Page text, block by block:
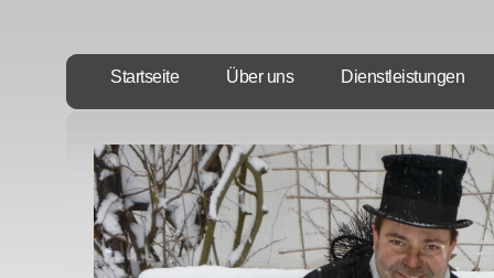
Startseite Über uns Dienstleistungen